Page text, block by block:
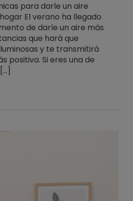
para darle un aire
El verano ha llegado
de darle un aire más
que hará que
y te transmitirá
positiva. Si eres una de